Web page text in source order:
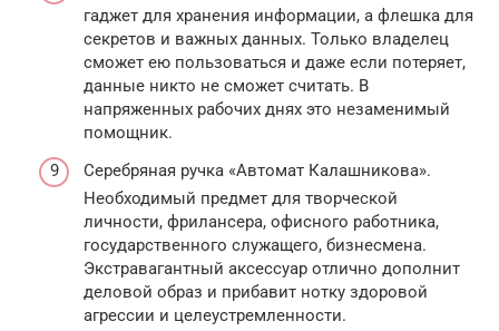
гаджет для хранения информации, а флешка для
секретов и важных данных. Только владелец
сможет ею пользоваться и даже если потеряет,
данные никто не сможет считать. В
напряженных рабочих днях это незаменимый
помощник.
Серебряная ручка «Автомат Калашникова».
Необходимый предмет для творческой
личности, фрилансера, офисного работника,
государственного служащего, бизнесмена.
Экстравагантный аксессуар отлично дополнит
деловой образ и прибавит нотку здоровой
агрессии и целеустремленности.